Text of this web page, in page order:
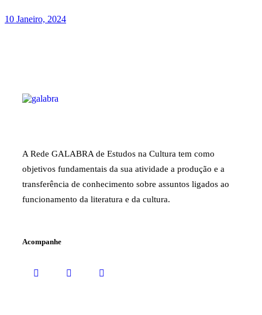
10 Janeiro, 2024
A Rede GALABRA de Estudos na Cultura tem como
objetivos fundamentais da sua atividade a produção e a
transferência de conhecimento sobre assuntos ligados ao
funcionamento da literatura e da cultura.
Acompanhe